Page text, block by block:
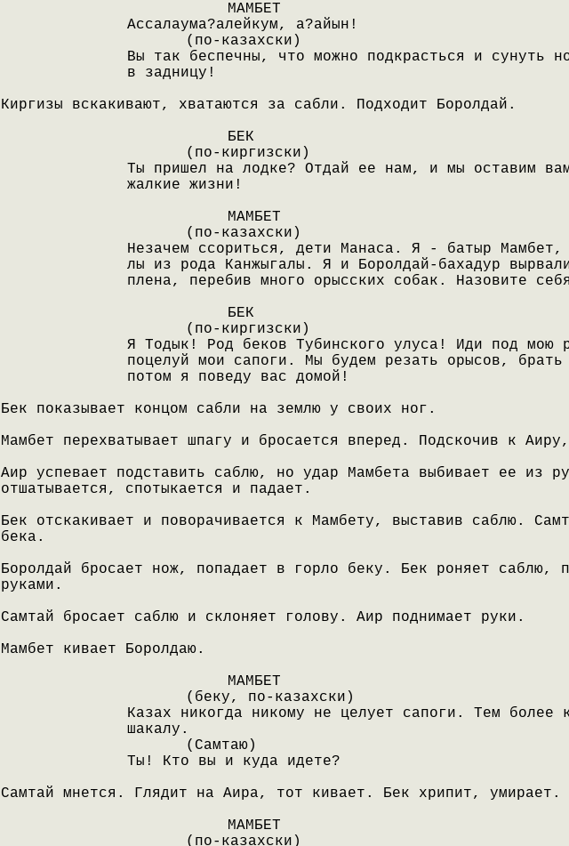
МАМБЕТ
Ассалаума?алейкум, а?айын!
(по-казахски)
Вы так беспечны, что можно подкрасться и сунуть
в задницу!
Киргизы вскакивают, хватаются за сабли. Подходит Боролдай.
БЕК
(по-киргизски)
Ты пришел на лодке? Отдай ее нам, и мы оставим
жалкие жизни!
МАМБЕТ
(по-казахски)
Незачем ссориться, дети Манаса. Я - батыр Мамбет,
лы из рода Канжыгалы. Я и Боролдай-бахадур
плена, перебив много орысских собак. Назовите
БЕК
(по-киргизски)
Я Тодык! Род беков Тубинского улуса! Иди под мою
поцелуй мои сапоги. Мы будем резать орысов,
потом я поведу вас домой!
Бек показывает концом сабли на землю у своих ног.
Мамбет перехватывает шпагу и бросается вперед. Подскочив к
Аир успевает подставить саблю, но удар Мамбета выбивает ее из
отшатывается, спотыкается и падает.
Бек отскакивает и поворачивается к Мамбету, выставив саблю.
бека.
Боролдай бросает нож, попадает в горло беку. Бек роняет саблю,
руками.
Самтай бросает саблю и склоняет голову. Аир поднимает руки.
Мамбет кивает Боролдаю.
МАМБЕТ
(беку, по-казахски)
Казах никогда никому не целует сапоги. Тем более
шакалу.
(Самтаю)
Ты! Кто вы и куда идете?
Самтай мнется. Глядит на Аира, тот кивает. Бек хрипит, умирает.
МАМБЕТ
(по-казахски)